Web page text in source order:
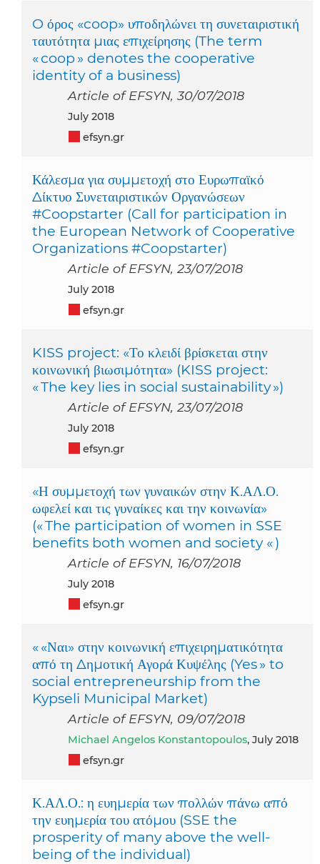
O όρος «coop» υποδηλώνει τη συνεταιριστική
ταυτότητα μιας επιχείρησης (The term
« coop » denotes the cooperative
identity of a business)
Article of EFSYN, 30/07/2018
July 2018
efsyn.gr
Κάλεσμα για συμμετοχή στο Ευρωπαϊκό
Δίκτυο Συνεταιριστικών Οργανώσεων
#Coopstarter (Call for participation in
the European Network of Cooperative
Organizations #Coopstarter)
Article of EFSYN, 23/07/2018
July 2018
efsyn.gr
KISS project: «Το κλειδί βρίσκεται στην
κοινωνική βιωσιμότητα» (KISS project:
« The key lies in social sustainability »)
Article of EFSYN, 23/07/2018
July 2018
efsyn.gr
«Η συμμετοχή των γυναικών στην Κ.ΑΛ.Ο.
ωφελεί και τις γυναίκες και την κοινωνία»
(« The participation of women in SSE
benefits both women and society « )
Article of EFSYN, 16/07/2018
July 2018
efsyn.gr
« «Ναι» στην κοινωνική επιχειρηματικότητα
από τη Δημοτική Αγορά Κυψέλης (Yes » to
social entrepreneurship from the
Kypseli Municipal Market)
Article of EFSYN, 09/07/2018
Michael Angelos Konstantopoulos, July 2018
efsyn.gr
Κ.ΑΛ.Ο.: η ευημερία των πολλών πάνω από
την ευημερία του ατόμου (SSE the
prosperity of many above the well-
being of the individual)